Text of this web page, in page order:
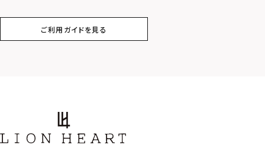
スター
フラワー
ご利用ガイドを見る